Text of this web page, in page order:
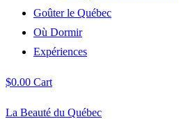
Goûter le Québec
Où Dormir
Expériences
$0.00 Cart
La Beauté du Québec